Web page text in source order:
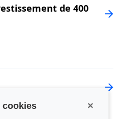
cookies ×
de 400